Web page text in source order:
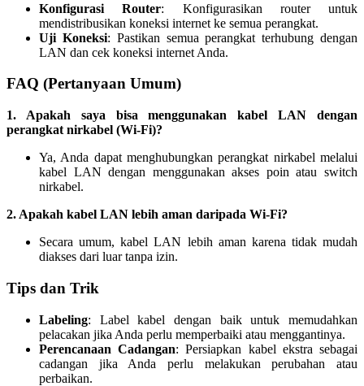
Konfigurasi Router: Konfigurasikan router untuk
mendistribusikan koneksi internet ke semua perangkat.
Uji Koneksi: Pastikan semua perangkat terhubung dengan
LAN dan cek koneksi internet Anda.
FAQ (Pertanyaan Umum)
1. Apakah saya bisa menggunakan kabel LAN dengan
perangkat nirkabel (Wi-Fi)?
Ya, Anda dapat menghubungkan perangkat nirkabel melalui
kabel LAN dengan menggunakan akses poin atau switch
nirkabel.
2. Apakah kabel LAN lebih aman daripada Wi-Fi?
Secara umum, kabel LAN lebih aman karena tidak mudah
diakses dari luar tanpa izin.
Tips dan Trik
Labeling: Label kabel dengan baik untuk memudahkan
pelacakan jika Anda perlu memperbaiki atau menggantinya.
Perencanaan Cadangan: Persiapkan kabel ekstra sebagai
cadangan jika Anda perlu melakukan perubahan atau
perbaikan.